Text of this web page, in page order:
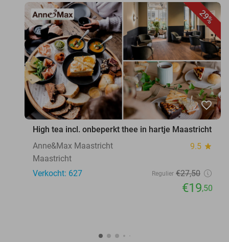
29%
favorite_border
High tea incl. onbeperkt thee in hartje Maastricht
Anne&Max Maastricht
9.5 star
Maastricht
Verkocht: 627
Regulier €27,50
€19,50